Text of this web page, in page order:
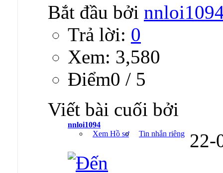
Bắt đầu bởi
Trả lời: 0
Xem: 3,580
Ðiểm0 / 5
Viết bài cuối bởi
nnloi1094
Xem Hồ sơ
Tin nhắn riêng 22-